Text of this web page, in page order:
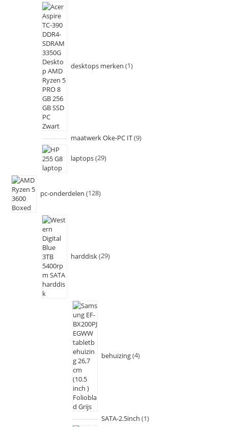
desktops merken 1
maatwerk Oke-PC IT 9
laptops 29
pc-onderdelen 128
harddisk 29
behuizing 4
SATA-2.5inch 1